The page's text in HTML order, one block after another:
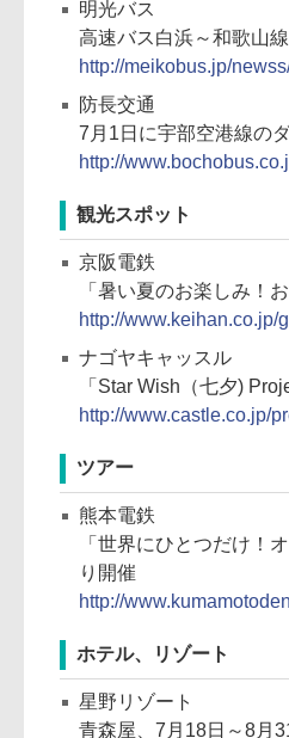
明光バス
高速バス白浜～和歌山
http://meikobus.jp/
防長交通
7月1日に宇部空港線の
http://
観光スポット
京阪電鉄
「暑い夏のお楽しみ！
http://www.keihan.co.jp/
ナゴヤキャッスル
「Star Wish（七夕)
http://www.castle.co.jp/
ツアー
熊本電鉄
「世界にひとつだけ！
り開催
http://
ホテル、リゾート
星野リゾート
青森屋、7月18日～8月